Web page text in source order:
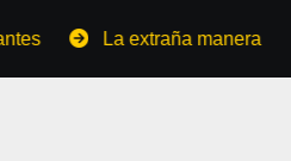
La extraña manera de convertirse